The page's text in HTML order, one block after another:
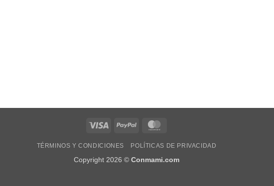
Visa PayPal
TÉRMINOS Y CONDICIONES POLÍTICAS DE PRIVACIDAD
Copyright 2026 © Conmami.com